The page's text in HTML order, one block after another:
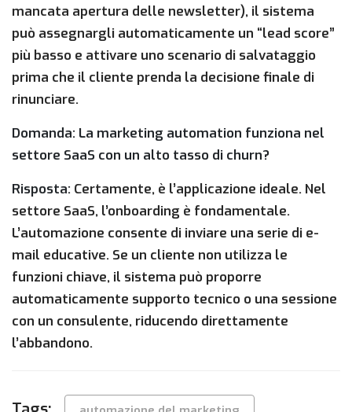
mancata apertura delle newsletter), il sistema
può assegnargli automaticamente un “lead score”
più basso e attivare uno scenario di salvataggio
prima che il cliente prenda la decisione finale di
rinunciare.
Domanda: La marketing automation funziona nel
settore SaaS con un alto tasso di churn?
Risposta: Certamente, è l’applicazione ideale. Nel
settore SaaS, l’onboarding è fondamentale.
L’automazione consente di inviare una serie di e-
mail educative. Se un cliente non utilizza le
funzioni chiave, il sistema può proporre
automaticamente supporto tecnico o una sessione
con un consulente, riducendo direttamente
l’abbandono.